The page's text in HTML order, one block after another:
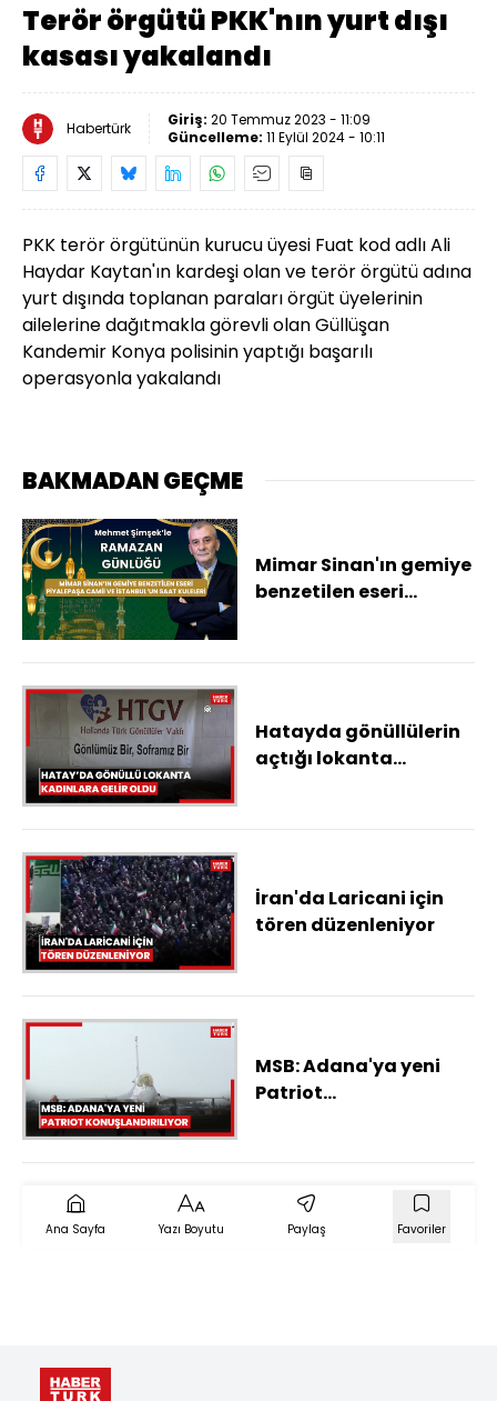
Terör örgütü PKK'nın yurt dışı
kasası yakalandı
Habertürk Giriş: 20 Temmuz 2023 - 11:09
Güncelleme: 11 Eylül 2024 - 10:11
PKK terör örgütünün kurucu üyesi Fuat kod adlı Ali
Haydar Kaytan'ın kardeşi olan ve terör örgütü adına
yurt dışında toplanan paraları örgüt üyelerinin
ailelerine dağıtmakla görevli olan Güllüşan
Kandemir Konya polisinin yaptığı başarılı
operasyonla yakalandı
BAKMADAN GEÇME
Mimar Sinan'ın gemiye
benzetilen eseri
kuleleri
Hatayda gönüllülerin
açtığı lokanta
İran'da Laricani için
tören düzenleniyor
MSB: Adana'ya yeni
Patriot
Ana Sayfa Yazı Boyutu Paylaş Favoriler